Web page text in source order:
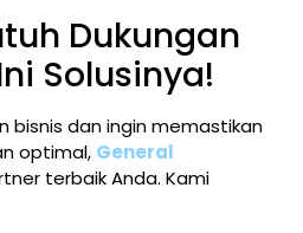
Dukungan
Solusinya!
bisnis dan ingin memastikan
optimal, General
terbaik Anda. Kami